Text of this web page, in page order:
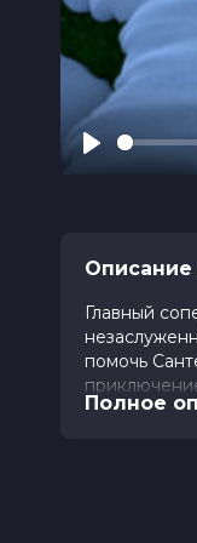
Play
Главный
помочь
снежную
Полное